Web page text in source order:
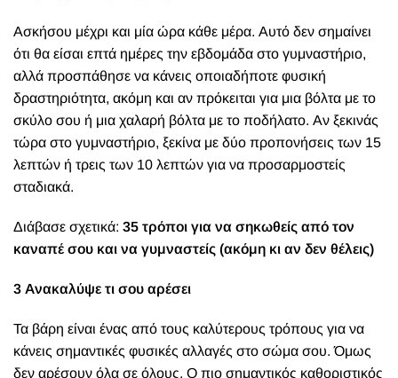
Ασκήσου μέχρι και μία ώρα κάθε μέρα. Αυτό δεν σημαίνει
ότι θα είσαι επτά ημέρες την εβδομάδα στο γυμναστήριο,
αλλά προσπάθησε να κάνεις οποιαδήποτε φυσική
δραστηριότητα, ακόμη και αν πρόκειται για μια βόλτα με το
σκύλο σου ή μια χαλαρή βόλτα με το ποδήλατο. Αν ξεκινάς
τώρα στο γυμναστήριο, ξεκίνα με δύο προπονήσεις των 15
λεπτών ή τρεις των 10 λεπτών για να προσαρμοστείς
σταδιακά.
Διάβασε σχετικά: 35 τρόποι για να σηκωθείς από τον
καναπέ σου και να γυμναστείς (ακόμη κι αν δεν θέλεις)
3 Ανακαλύψε τι σου αρέσει
Τα βάρη είναι ένας από τους καλύτερους τρόπους για να
κάνεις σημαντικές φυσικές αλλαγές στο σώμα σου. Όμως
δεν αρέσουν όλα σε όλους. Ο πιο σημαντικός καθοριστικός